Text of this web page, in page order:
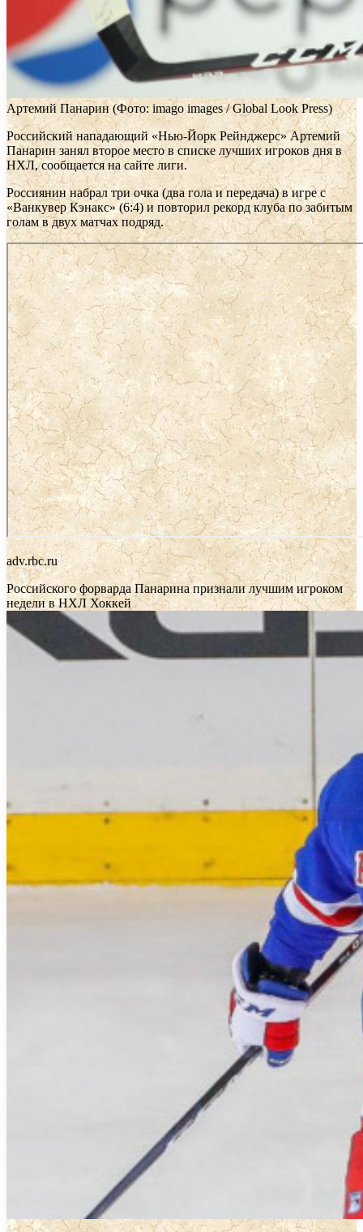
Артемий Панарин (Фото: imago images / Global Look Press)
Российский нападающий «Нью-Йорк Рейнджерс» Артемий
Панарин занял второе место в списке лучших игроков дня в
НХЛ, сообщается на сайте лиги.
Россиянин набрал три очка (два гола и передача) в игре с
«Ванкувер Кэнакс» (6:4) и повторил рекорд клуба по забитым
голам в двух матчах подряд.
adv.rbc.ru
Российского форварда Панарина признали лучшим игроком
недели в НХЛ Хоккей